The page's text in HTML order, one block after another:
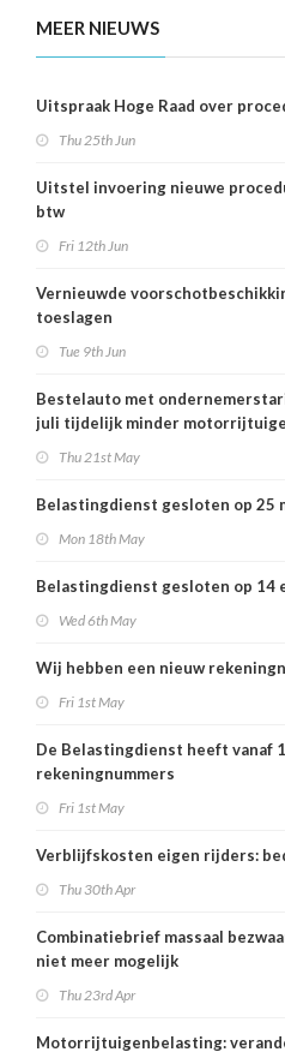
MEER NIEUWS
Uitspraak Hoge Raad over
Thu 25th Jun
Uitstel invoering nieuwe
btw
Fri 12th Jun
Vernieuwde
toeslagen
Tue 9th Jun
Bestelauto met
juli tijdelijk minder
Thu 21st May
Belastingdienst gesloten op 25
Mon 18th May
Belastingdienst gesloten op 14
Wed 6th May
Wij hebben een nieuw
Fri 1st May
De Belastingdienst heeft vanaf
rekeningnummers
Fri 1st May
Verblijfskosten eigen rijders:
Thu 30th Apr
Combinatiebrief massaal
niet meer mogelijk
Thu 23rd Apr
Motorrijtuigenbelasting: